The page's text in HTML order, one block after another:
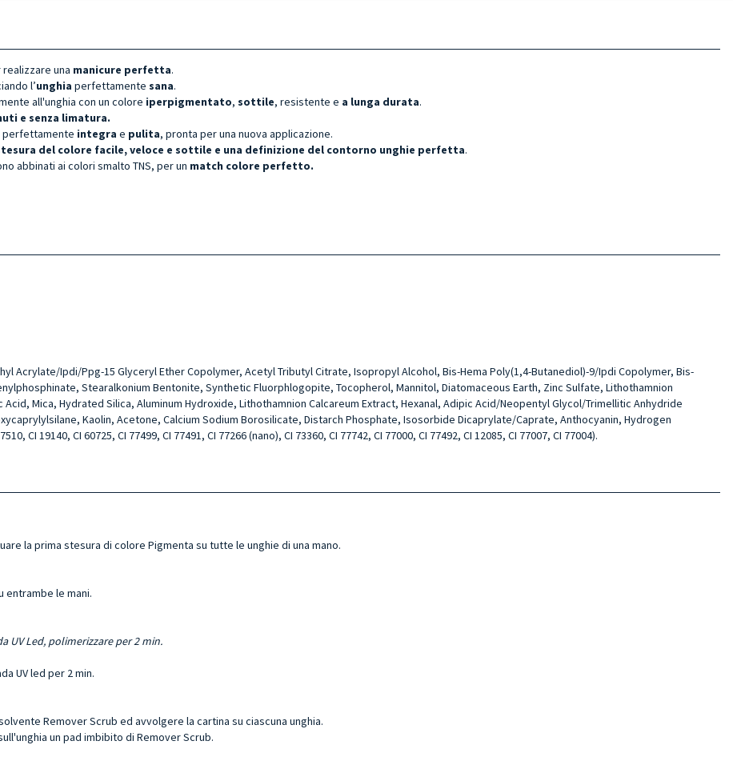
una manicure perfetta.
l’unghia perfettamente sana.
all'unghia con un colore iperpigmentato, sottile, resistente e a lunga durata.
e senza limatura.
perfettamente integra e pulita, pronta per una nuova applicazione.
del colore facile, veloce e sottile e una definizione del contorno unghie perfetta.
abbinati ai colori smalto TNS, per un match colore perfetto.
Acrylate/Ipdi/Ppg-15 Glyceryl Ether Copolymer, Acetyl Tributyl Citrate, Isopropyl Alcohol, Bis-Hema Poly(1,4-Butanediol)-9/Ipdi Copolymer, Bis-
Stearalkonium Bentonite, Synthetic Fluorphlogopite, Tocopherol, Mannitol, Diatomaceous Earth, Zinc Sulfate, Lithothamnion
Mica, Hydrated Silica, Aluminum Hydroxide, Lithothamnion Calcareum Extract, Hexanal, Adipic Acid/Neopentyl Glycol/Trimellitic Anhydride
Kaolin, Acetone, Calcium Sodium Borosilicate, Distarch Phosphate, Isosorbide Dicaprylate/Caprate, Anthocyanin, Hydrogen
CI 19140, CI 60725, CI 77499, CI 77491, CI 77266 (nano), CI 73360, CI 77742, CI 77000, CI 77492, CI 12085, CI 77007, CI 77004).
la prima stesura di colore Pigmenta su tutte le unghie di una mano.
entrambe le mani.
UV Led, polimerizzare per 2 min.
UV led per 2 min.
Remover Scrub ed avvolgere la cartina su ciascuna unghia.
un pad imbibito di Remover Scrub.